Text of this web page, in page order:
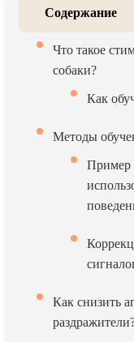
Содержание
Что такое
собаки?
Как
Методы
Пример
Как снизить